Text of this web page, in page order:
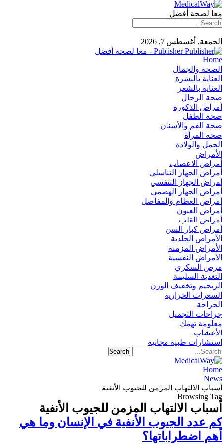
معا لصحة أفضل
الجمعة, أغسطس 7, 2026
Publisher - معا لصحة أفضل
Home
الصحة والجمال
العناية بالبشرة
العناية بالشعر
صحة الرجال
أمراض الذكورة
صحة الطفل
صحة الفم والأسنان
صحه المرأة
الحمل والولادة
الأمراض
أمراض الاعصاب
أمراض الجهاز التناسلي
أﻤراض اﻟﺠﻬﺎز اﻟﺘﻨﻔﺴﻲ
أمراض الجهاز الهضمي
أمراض العظام والمفاصل
أمراض العيون
أمراض القلب
أمراض كبار السن
الأمراض الجلدية
الأمراض المزمنة
الأمراض النفسية
مرض السكري
التغذية السليمة
الريجيم وتخفيف الوزن
السعرات الحرارية
الجراحة
جراحات التجميل
معلومة تهمك
الأعشاب
استشارات طبية مجانية
Home
News
أسباب الالتهاب المزمن للجيوب الأنفية
Browsing Tag
أسباب الالتهاب المزمن للجيوب الأنفية
كم عدد الجيوب الأنفية في الإنسان وما هي
أهم اضطراباتها؟